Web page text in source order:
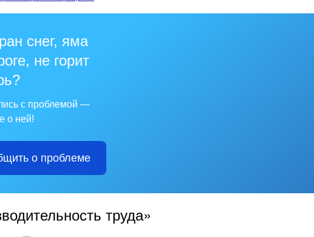
снег, яма
не горит
с проблемой —
о ней!
о проблеме
труда»